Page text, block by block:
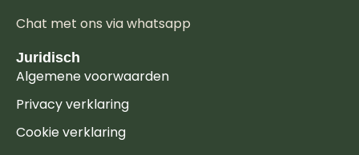
Chat met ons via whatsapp
Juridisch
Algemene voorwaarden
Privacy verklaring
Cookie verklaring